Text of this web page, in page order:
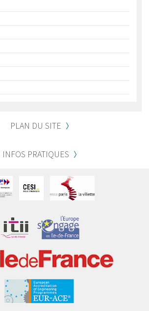
PLAN DU SITE
INFOS PRATIQUES